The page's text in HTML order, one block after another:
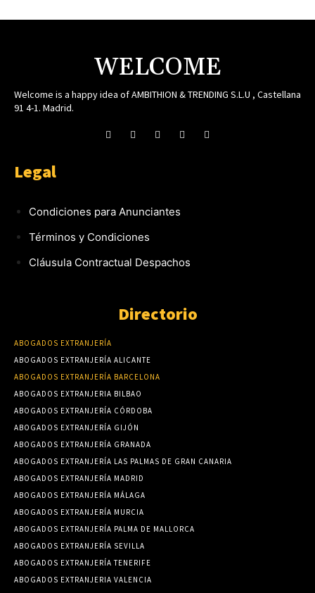
WELCOME
Welcome is a happy idea of AMBITHION & TRENDING S.L.U , Castellana
91 4-1. Madrid.
Legal
Condiciones para Anunciantes
Términos y Condiciones
Cláusula Contractual Despachos
Directorio
ABOGADOS EXTRANJERÍA
ABOGADOS EXTRANJERÍA ALICANTE
ABOGADOS EXTRANJERÍA BARCELONA
ABOGADOS EXTRANJERIA BILBAO
ABOGADOS EXTRANJERÍA CÓRDOBA
ABOGADOS EXTRANJERÍA GIJÓN
ABOGADOS EXTRANJERÍA GRANADA
ABOGADOS EXTRANJERÍA LAS PALMAS DE GRAN CANARIA
ABOGADOS EXTRANJERÍA MADRID
ABOGADOS EXTRANJERÍA MÁLAGA
ABOGADOS EXTRANJERÍA MURCIA
ABOGADOS EXTRANJERÍA PALMA DE MALLORCA
ABOGADOS EXTRANJERÍA SEVILLA
ABOGADOS EXTRANJERÍA TENERIFE
ABOGADOS EXTRANJERIA VALENCIA